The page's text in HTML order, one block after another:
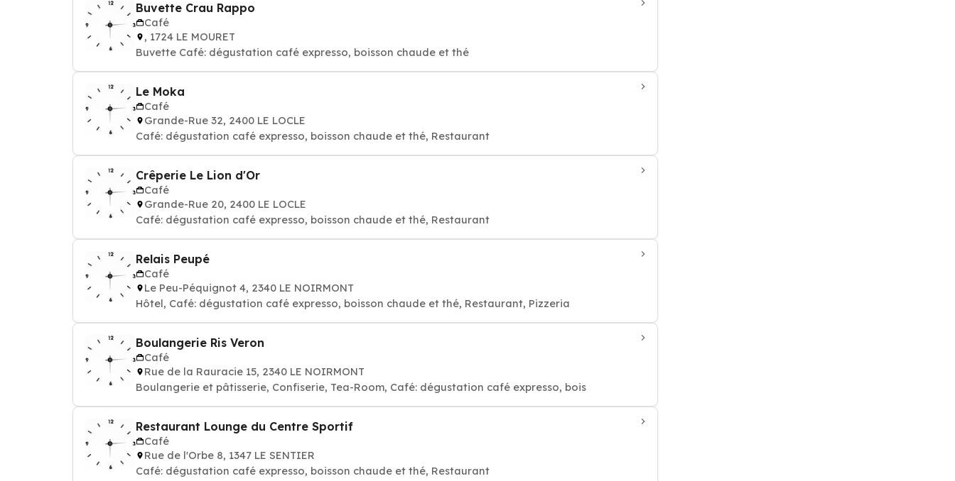
Buvette Crau Rappo
Café
, 1724 LE MOURET
Buvette Café: dégustation café expresso, boisson chaude et thé
Le Moka
Café
Grande-Rue 32, 2400 LE LOCLE
Café: dégustation café expresso, boisson chaude et thé, Restaurant
Crêperie Le Lion d'Or
Café
Grande-Rue 20, 2400 LE LOCLE
Café: dégustation café expresso, boisson chaude et thé, Restaurant
Relais Peupé
Café
Le Peu-Péquignot 4, 2340 LE NOIRMONT
Hôtel, Café: dégustation café expresso, boisson chaude et thé, Restaurant, Pizzeria
Boulangerie Ris Veron
Café
Rue de la Rauracie 15, 2340 LE NOIRMONT
Boulangerie et pâtisserie, Confiserie, Tea-Room, Café: dégustation café expresso, bois
Restaurant Lounge du Centre Sportif
Café
Rue de l'Orbe 8, 1347 LE SENTIER
Café: dégustation café expresso, boisson chaude et thé, Restaurant